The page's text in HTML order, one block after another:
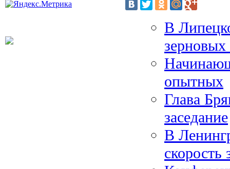
В
зерновых
опытных
Глава
заседание
В
скорость